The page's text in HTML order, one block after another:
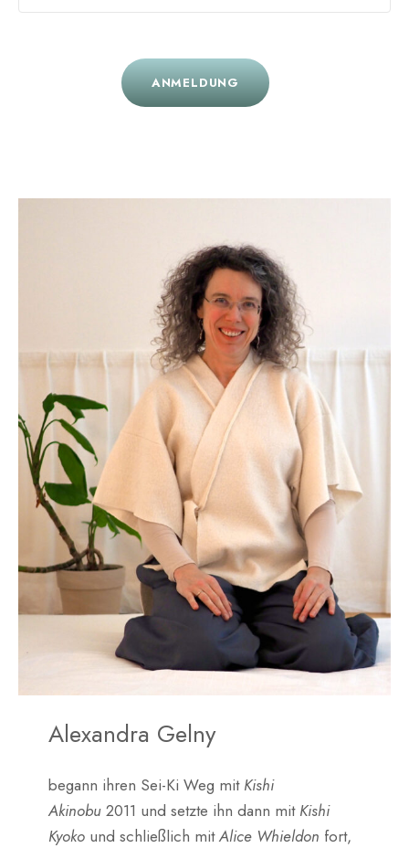
ANMELDUNG
Alexandra Gelny
begann ihren Sei-Ki Weg mit Kishi
Akinobu2011 und setzte ihn dann mit Kishi
Kyokound schließlich mitAlice Whieldon fort,